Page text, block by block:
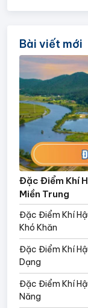
Bài viết mới
Đặc Điểm Khí
Miền Trung
Đặc Điểm Khí
Khó Khăn
Đặc Điểm Khí
Dạng
Đặc Điểm Khí
Năng